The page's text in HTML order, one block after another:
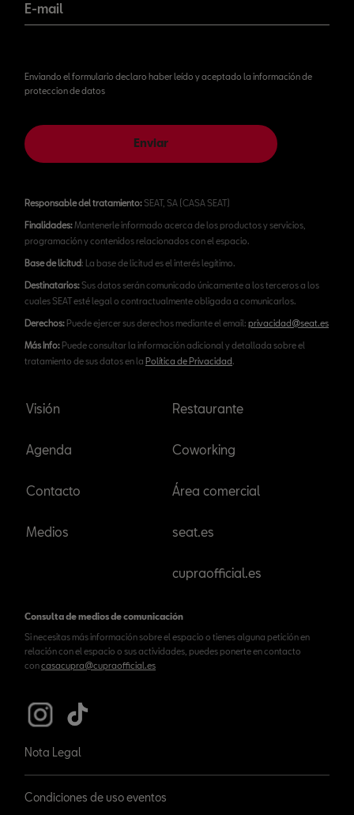
E-mail
Enviando el formulario declaro haber leído y aceptado la información de
proteccion de datos
Enviar
Responsable del tratamiento:SEAT, SA (CASA SEAT)
Finalidades:Mantenerle informado acerca de los productos y servicios,
programación y contenidos relacionados con el espacio.
Base de licitud: La base de licitud es el interés legítimo.
Destinatarios:Sus datos serán comunicado únicamente a los terceros a los
cuales SEAT esté legal o contractualmente obligada a comunicarlos.
Derechos: Puede ejercer sus derechos mediante el email: privacidad@seat.es
Más Info: Puede consultar la información adicional y detallada sobre el
tratamiento de sus datos en la Política de Privacidad.
Visión
Agenda
Contacto
Medios
Restaurante
Coworking
Área comercial
seat.es
cupraofficial.es
Consulta de medios de comunicación
Si necesitas más información sobre el espacio o tienes alguna petición en
relación con el espacio o sus actividades, puedes ponerte en contacto
concasacupra@cupraofficial.es
Nota Legal
Condiciones de uso eventos